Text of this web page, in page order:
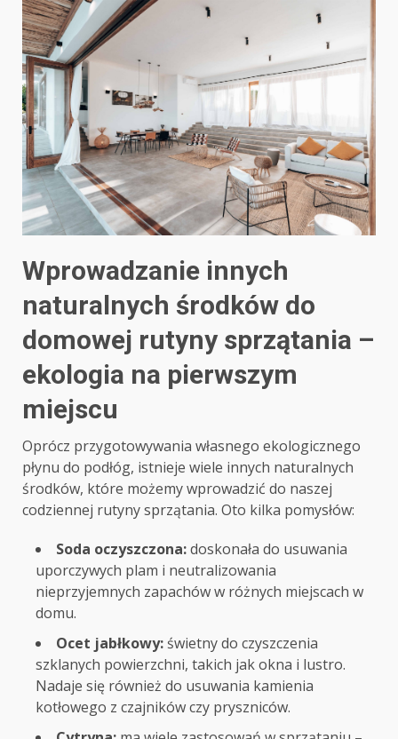
Wprowadzanie innych
naturalnych środków do
domowej rutyny sprzątania –
ekologia na pierwszym
miejscu
Oprócz przygotowywania własnego ekologicznego
płynu do podłóg, istnieje wiele innych naturalnych
środków, które możemy wprowadzić do naszej
codziennej rutyny sprzątania. Oto kilka pomysłów:
Soda oczyszczona:doskonała do usuwania
uporczywych plam i neutralizowania
nieprzyjemnych zapachów w różnych miejscach w
domu.
Ocet jabłkowy: świetny do czyszczenia
szklanych powierzchni, takich jak okna i lustro.
Nadaje się również do usuwania kamienia
kotłowego z czajników czy pryszniców.